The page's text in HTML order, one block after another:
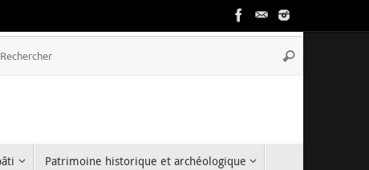
Rechercher
Patrimoine historique et archéologique